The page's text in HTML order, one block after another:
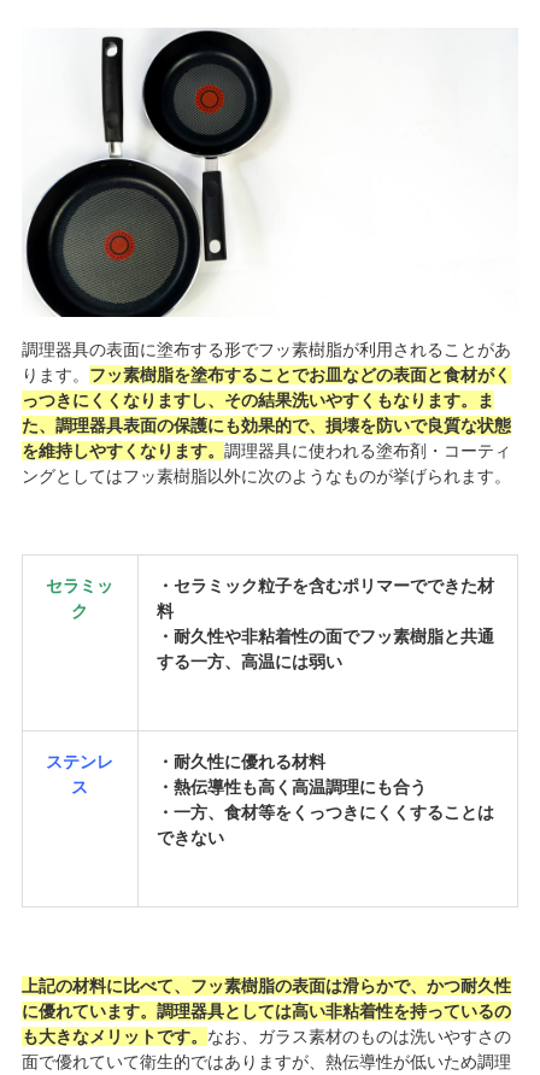
調理器具の表面に塗布する形でフッ素樹脂が利用されることがあ
ります。 フッ素樹脂を塗布することでお皿などの表面と食材がく
っつきにくくなりますし、その結果洗いやすくもなります。ま
た、調理器具表面の保護にも効果的で、損壊を防いで良質な状態
を維持しやすくなります。 調理器具に使われる塗布剤・コーティ
ングとしてはフッ素樹脂以外に次のようなものが挙げられます。
セラミッ
ク
・セラミック粒子を含むポリマーでできた材
料
・耐久性や非粘着性の面でフッ素樹脂と共通
する一方、高温には弱い
ステンレ
ス
・耐久性に優れる材料
・熱伝導性も高く高温調理にも合う
・一方、食材等をくっつきにくくすることは
できない
上記の材料に比べて、フッ素樹脂の表面は滑らかで、かつ耐久性
に優れています。調理器具としては高い非粘着性を持っているの
も大きなメリットです。 なお、ガラス素材のものは洗いやすさの
面で優れていて衛生的ではありますが、熱伝導性が低いため調理